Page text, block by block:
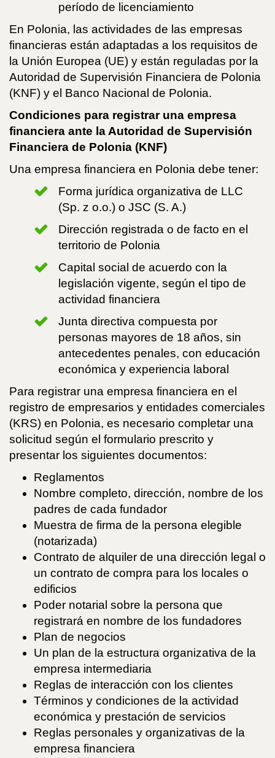
período de licenciamiento
En Polonia, las actividades de las empresas
financieras están adaptadas a los requisitos de
la Unión Europea (UE) y están reguladas por la
Autoridad de Supervisión Financiera de Polonia
(KNF) y el Banco Nacional de Polonia.
Condiciones para registrar una empresa
financiera ante la Autoridad de Supervisión
Financiera de Polonia (KNF)
Una empresa financiera en Polonia debe tener:
Forma jurídica organizativa de LLC
(Sp. z o.o.) o JSC (S. A.)
Dirección registrada o de facto en el
territorio de Polonia
Capital social de acuerdo con la
legislación vigente, según el tipo de
actividad financiera
Junta directiva compuesta por
personas mayores de 18 años, sin
antecedentes penales, con educación
económica y experiencia laboral
Para registrar una empresa financiera en el
registro de empresarios y entidades comerciales
(KRS) en Polonia, es necesario completar una
solicitud según el formulario prescrito y
presentar los siguientes documentos:
Reglamentos
Nombre completo, dirección, nombre de los
padres de cada fundador
Muestra de firma de la persona elegible
(notarizada)
Contrato de alquiler de una dirección legal o
un contrato de compra para los locales o
edificios
Poder notarial sobre la persona que
registrará en nombre de los fundadores
Plan de negocios
Un plan de la estructura organizativa de la
empresa intermediaria
Reglas de interacción con los clientes
Términos y condiciones de la actividad
económica y prestación de servicios
Reglas personales y organizativas de la
empresa financiera